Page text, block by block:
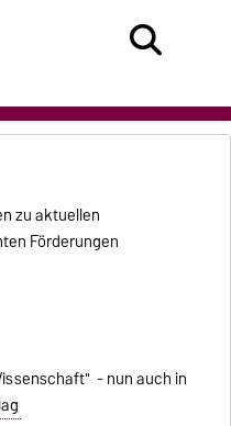
zu aktuellen
Förderungen
- nun auch in